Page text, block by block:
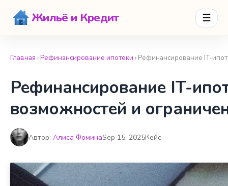
Жильё и Кредит ☰
Главная ›Рефинансирование ипотеки › Рефинансирование IT-
Рефинансирование IT-
возможностей и
Автор: Алиса ФоминаSep 15, 2025Кейс